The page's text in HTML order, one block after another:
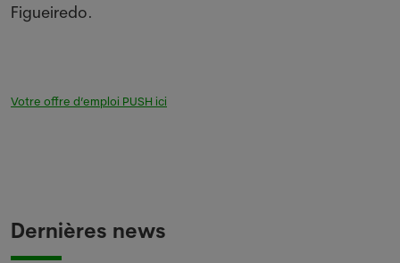
Figueiredo.
Votre offre d’emploi PUSH ici
Dernières news